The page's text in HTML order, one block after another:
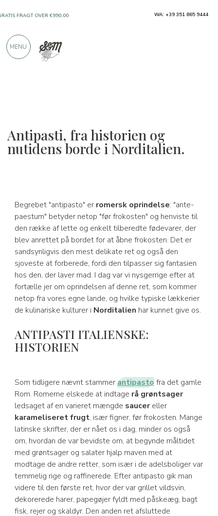
Antipasti, fra historien og
nutidens borde i Norditalien.
Begrebet "antipasto" er romersk oprindelse: "ante-
paestum" betyder netop "før frokosten" og henviste til
den række af lette og enkelt tilberedte fødevarer, der
blev anrettet på bordet for at åbne frokosten. Det er
sandsynligvis den mest delikate ret og også den
sjoveste at forberede, fordi den tilpasser sig fantasien
hos den, der laver mad. I dag var vi nysgerrige efter at
fortælle jer om oprindelsen af denne ret, som kommer
netop fra vores egne lande, og hvilke typiske lækkerier
de kulinariske kulturer i Norditalien har kunnet give os.
ANTIPASTI ITALIENSKE:
HISTORIEN
Som tidligere nævnt stammerantipastofra det gamle
Rom. Romerne elskede at indtage rå grøntsager
ledsaget af en varieret mængde saucereller
karameliseret frugt, især figner, før frokosten. Mange
latinske skrifter, der er nået os i dag, minder os også
om, hvordan de var bevidste om, at begynde måltidet
med grøntsager og salater hjalp maven med at
modtage de andre retter, som især i de adelsboliger var
temmelig rige og raffinerede. Efter antipasto gik man
videre til den første ret, hvor der var grillet vildsvin,
dekorerede harer, papegøjer fyldt med påskeæg, bagt
fisk, rejer og skaldyr. Den anden ret afsluttede
FRAGT OVER €990,00
PRODUKTER FRA FREMRAGENDE
WA: +39 351 865 9444
MENU